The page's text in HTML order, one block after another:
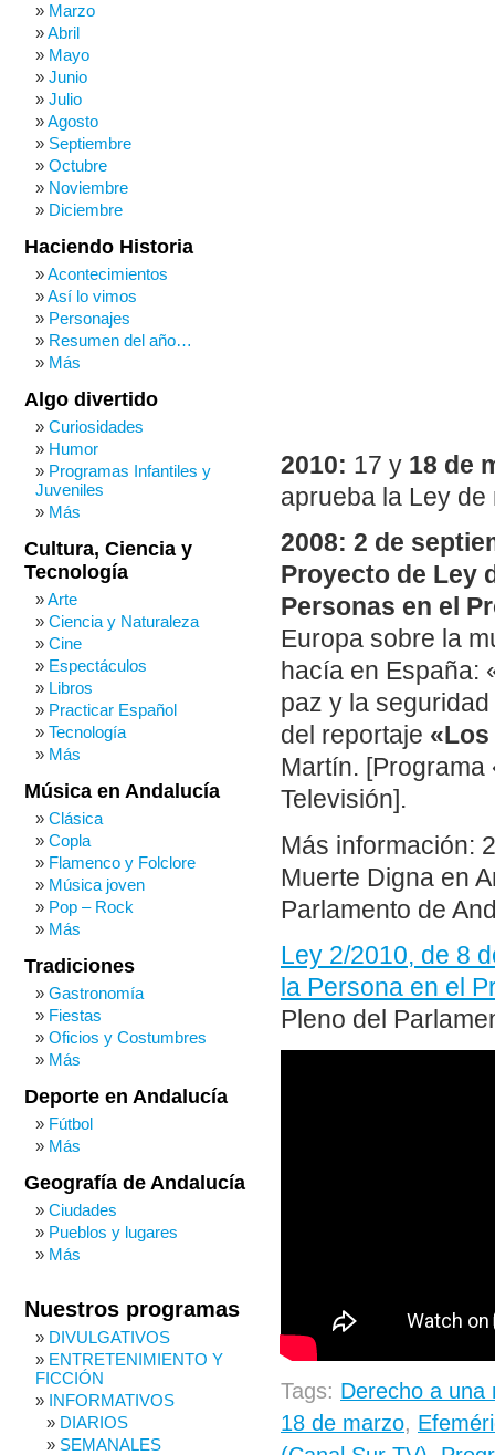
2010: 17 y 18 de
aprueba la Ley de
2008: 2 de
Proyecto de Ley
Personas en el
Europa sobre la
hacía en España:
paz y la
del reportaje
Martín.
Televisión].
Más información:
Muerte Digna en
Parlamento de
Ley 2/2010, de 8
la Persona en el
Pleno del
Tags: Derecho a una
18 de marzo,
Marzo
Abril
Mayo
Junio
Julio
Agosto
Septiembre
Octubre
Noviembre
Diciembre
Haciendo Historia
Acontecimientos
Así lo vimos
Personajes
Resumen del año…
Más
Algo divertido
Curiosidades
Humor
Programas Infantiles y
Juveniles
Más
Cultura, Ciencia y
Tecnología
Arte
Ciencia y Naturaleza
Cine
Espectáculos
Libros
Practicar Español
Tecnología
Más
Música en Andalucía
Clásica
Copla
Flamenco y Folclore
Música joven
Pop – Rock
Más
Tradiciones
Gastronomía
Fiestas
Oficios y Costumbres
Más
Deporte en Andalucía
Fútbol
Más
Geografía de Andalucía
Ciudades
Pueblos y lugares
Más
Nuestros programas
DIVULGATIVOS
ENTRETENIMIENTO Y
FICCIÓN
INFORMATIVOS
DIARIOS
SEMANALES